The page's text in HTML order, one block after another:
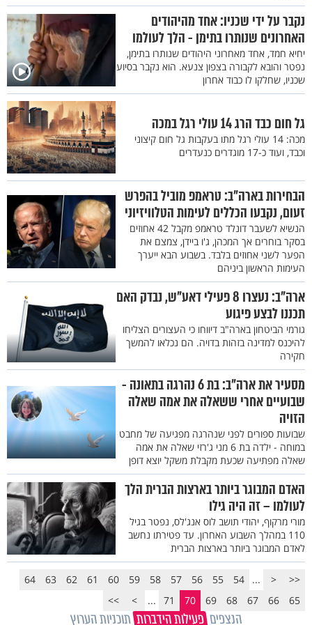
נקבר על ידי שכניו: אחד מהיהודים
האחרונים שנותרו בתימן - הלך לעולמו
יחיא חמד, אחד מאחרוני היהודים שנותרו בתימן,
נפטר והובא לקבורה בצפון צנעא. הוא נקבר בסיוע
שכניו, שחלקו לו כבוד אחרון
גל חום כבד הרג 14 עולי רגל במכה
מכה: 14 עולי רגל מתו בעקבות גל חום קיצוני
וכבד, ועוד כ-17 מוגדרים כנעדרים
הבחירות בארה"ב: טראמפ מוביל בהפרש
זעום, נקבעו הכללים לעימות הטלוויזיוני
הנשיא לשעבר דונלד טראמפ מקבל 42 אחוזים
בסקר בוחרים אך המכהן, ג'ו ביידן, צמצם את
הפער לשני אחוזים בלבד. בשבוע הבא ייערך
העימות הראשון ביניהם
ארה"ב: נעצרו 8 פעילי דאע"ש, נבדק האם
תכננו לבצע פיגוע
גורמי הביטחון בארה"ב דיווחו כי העצורים הצליחו
להיכנס למדינה בזהות בדויה. הם נכלאו להמשך
חקירה
מסעיר את ארה"ב: בת 6 נהרגה בתאונה -
שבועיים אחרי ששאלה את אמה שאלה
הזויה
שבועות ספורים לפני שנהרגה מפגיעה של מחבט
במוחה - ילדה בת 6 מני ג'רזי שאלה את אמה
שאלה מפתיעה שכעת מקבלת משקל יוצא דופן
האדם המבוגר ביותר בארצות הברית הלך
לעולמו – זה היה גילו
מורי מרקוף, יהודי תושב לוס אנג'לס, נפטר בגיל
110 במהלך השבוע האחרון. עד פטירתו נחשב
לאדם המבוגר ביותר בארצות הברית
<<
<
...
54
55
56
57
58
59
60
61
62
63
64
65
66
67
68
69
70
71
...
>
>>
הנצפים פעילות הידברות תוכניות הערוץ